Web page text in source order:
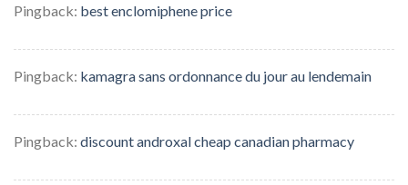
Pingback: best enclomiphene price
Pingback: kamagra sans ordonnance du jour au lendemain
Pingback: discount androxal cheap canadian pharmacy